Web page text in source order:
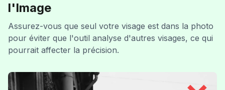
l'Image
Assurez-vous que seul votre visage est dans la photo
pour éviter que l'outil analyse d'autres visages, ce qui
pourrait affecter la précision.